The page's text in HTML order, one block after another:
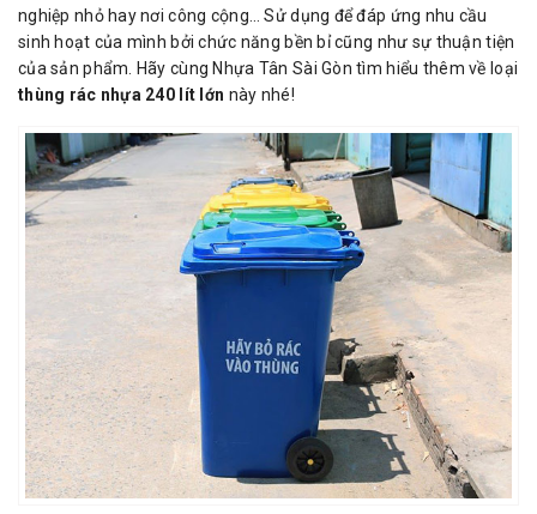
nghiệp nhỏ hay nơi công cộng… Sử dụng để đáp ứng nhu cầu
sinh hoạt của mình bởi chức năng bền bỉ cũng như sự thuận tiện
của sản phẩm. Hãy cùng Nhựa Tân Sài Gòn tìm hiểu thêm về loại
thùng rác nhựa 240 lít lớn này nhé!